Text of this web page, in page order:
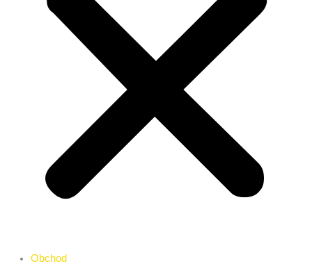
Obchod